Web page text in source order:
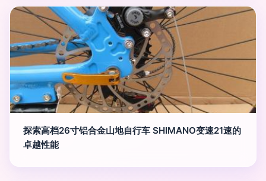
探索高档26寸铝合金山地自行车 SHIMANO变速21速的
卓越性能